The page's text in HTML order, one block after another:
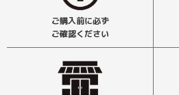
ご購入前に必ず
ご確認ください